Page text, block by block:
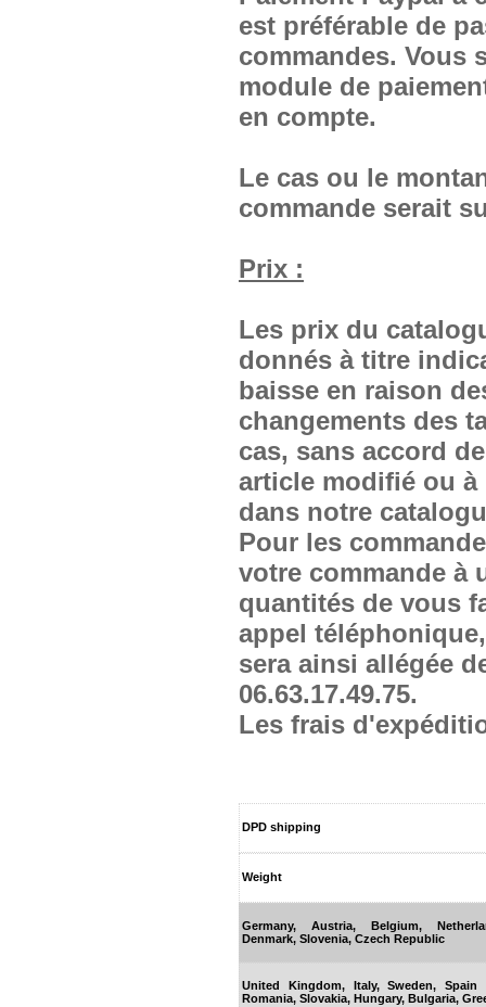
est préférable de
commandes. Vous
module de
en compte.
Le cas ou le
commande serait
Prix :
Les prix du
donnés à titre
baisse en raison
changements des
cas, sans accord
article modifié ou
dans notre
Pour les
votre commande à
quantités de vous
appel
sera ainsi allégée
06.63.17.49.75.
Les frais
DPD shipping
Weight
Germany, Austria, Belgium,
Denmark, Slovenia, Czech Republic
United Kingdom, Italy, Sweden, Spain
Romania, Slovakia, Hungary, Bulgaria,